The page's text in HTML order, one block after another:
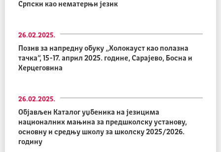
Српски као нематерњи језик
Позив за напредну обуку „Холокауст као полазна
тачка“, 15-17. април 2025. године, Сарајево, Босна и
Херцеговина
26.02.2025.
Објављен Каталог уџбеника на језицима
националних мањина за предшколску установу,
основну и средњу школу за школску 2025/2026.
годину
26.02.2025.